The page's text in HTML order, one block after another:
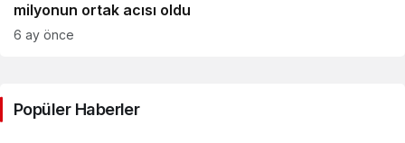
milyonun ortak acısı oldu
6 ay önce
Popüler Haberler